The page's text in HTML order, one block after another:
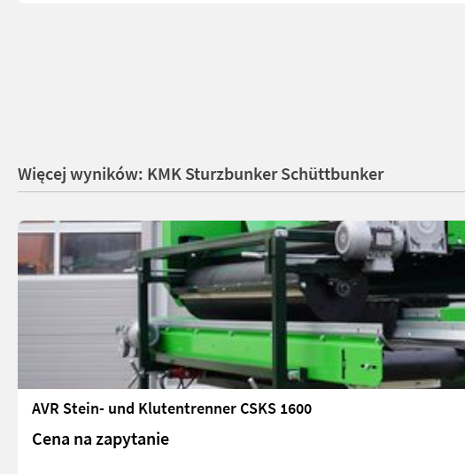
Więcej wyników: KMK Sturzbunker Schüttbunker
AVR Stein- und Klutentrenner CSKS 1600
Cena na zapytanie